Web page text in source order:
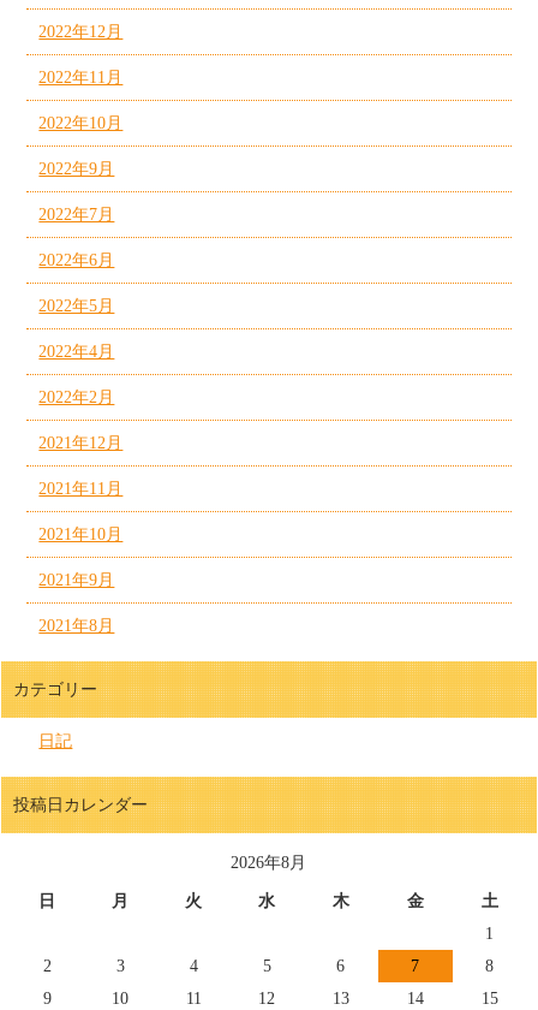
2022年12月
2022年11月
2022年10月
2022年9月
2022年7月
2022年6月
2022年5月
2022年4月
2022年2月
2021年12月
2021年11月
2021年10月
2021年9月
2021年8月
カテゴリー
日記
投稿日カレンダー
2026年8月
日 月 火 水 木 金
土
1
2
3 4 5 6 7
8
9
10 11 12 13 14 15